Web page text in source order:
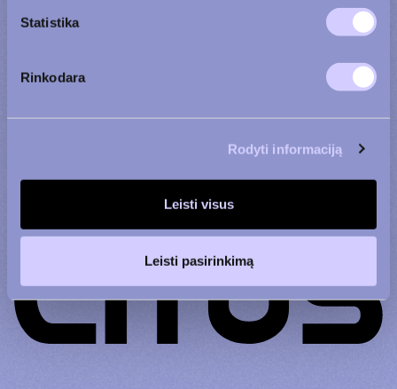
Statistika
Rinkodara
Rodyti informaciją
Leisti visus
Leisti pasirinkimą
Susipažinau su